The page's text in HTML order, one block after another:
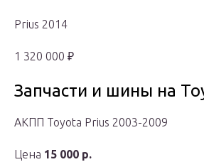
Prius 2014
1 320 000 ₽
Запчасти и шины на
АКПП Toyota Prius 2003-2009
Цена 15 000 р.